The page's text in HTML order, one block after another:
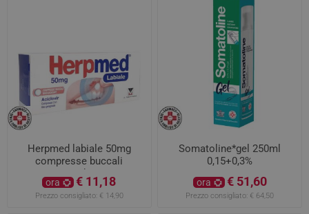
Herpmed labiale 50mg
compresse buccali
mucoadesive
ora € 11,18
Prezzo consigliato: € 14,90
Somatoline*gel 250ml
0,15+0,3%
ora € 51,60
Prezzo consigliato: € 64,50